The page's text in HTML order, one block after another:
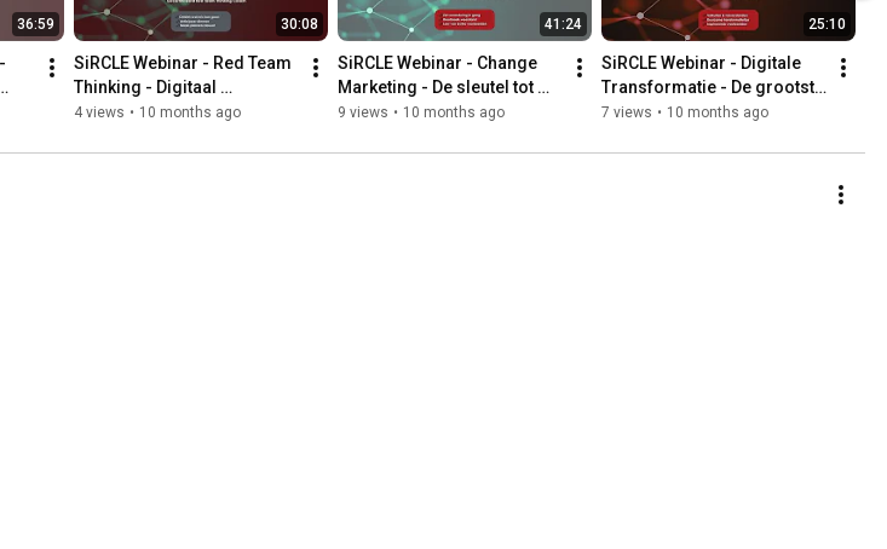
36:59 30:08
SiRCLE Webinar - Red Team
Thinking - Digitaal
transformeren met een
4 views • 10 months ago
41:24
SiRCLE Webinar - Change
Marketing - De sleutel tot
succesvolle digitale
9 views • 10 months ago
25:10
SiRCLE Webinar - Digitale
Transformatie - De grootste
misvattingen ontkracht
7 views • 10 months ago